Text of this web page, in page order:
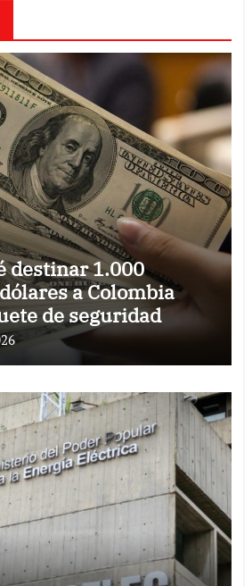
destinar 1.000
a Colombia
de seguridad